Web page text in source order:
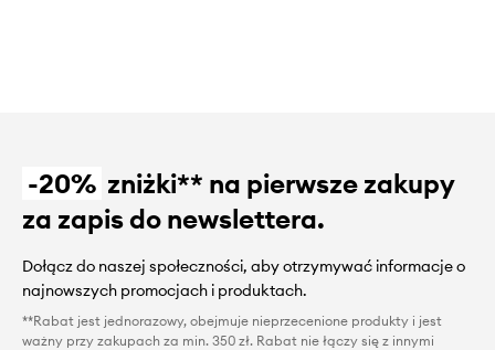
-20% zniżki** na pierwsze zakupy
za zapis do newslettera.
Dołącz do naszej społeczności, aby otrzymywać informacje o
najnowszych promocjach i produktach.
**Rabat jest jednorazowy, obejmuje nieprzecenione produkty i jest
ważny przy zakupach za min. 350 zł. Rabat nie łączy się z innymi